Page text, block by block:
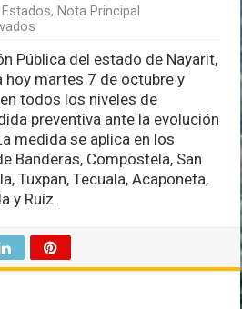
Estados, Nota Principal
clases
Nayarit
por
efectos
del
huracán
Priscila
Pública del estado de Nayarit,
hoy martes 7 de octubre y
todos los niveles de
preventiva ante la evolución
medida se aplica en los
Banderas, Compostela, San
Tuxpan, Tecuala, Acaponeta,
y Ruíz.